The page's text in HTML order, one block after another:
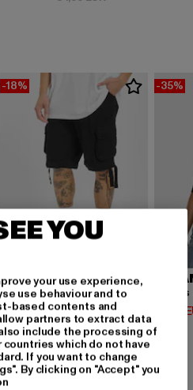
14,99 EUR
-18%
BRANDIT
Urban Legend
32,79 EURPreis: 32,79 EUR
39,99 EURAktionspreis:
-35%
14,94
YOU
your use experience,
use behaviour and to
based contents and
partners to extract data
include the processing of
which do not have
If you want to change
By clicking on "Accept" you